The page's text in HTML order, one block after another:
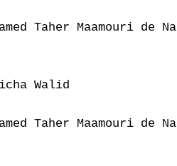
Taher Maamouri de
Walid
Taher Maamouri de